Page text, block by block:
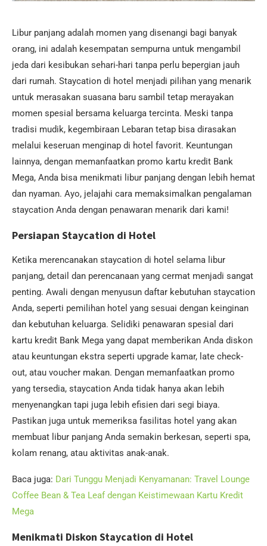
Libur panjang adalah momen yang disenangi bagi banyak
orang, ini adalah kesempatan sempurna untuk mengambil
jeda dari kesibukan sehari-hari tanpa perlu bepergian jauh
dari rumah. Staycation di hotel menjadi pilihan yang menarik
untuk merasakan suasana baru sambil tetap merayakan
momen spesial bersama keluarga tercinta. Meski tanpa
tradisi mudik, kegembiraan Lebaran tetap bisa dirasakan
melalui keseruan menginap di hotel favorit. Keuntungan
lainnya, dengan memanfaatkan promo kartu kredit Bank
Mega, Anda bisa menikmati libur panjang dengan lebih hemat
dan nyaman. Ayo, jelajahi cara memaksimalkan pengalaman
staycation Anda dengan penawaran menarik dari kami!
Persiapan Staycation di Hotel
Ketika merencanakan staycation di hotel selama libur
panjang, detail dan perencanaan yang cermat menjadi sangat
penting. Awali dengan menyusun daftar kebutuhan staycation
Anda, seperti pemilihan hotel yang sesuai dengan keinginan
dan kebutuhan keluarga. Selidiki penawaran spesial dari
kartu kredit Bank Mega yang dapat memberikan Anda diskon
atau keuntungan ekstra seperti upgrade kamar, late check-
out, atau voucher makan. Dengan memanfaatkan promo
yang tersedia, staycation Anda tidak hanya akan lebih
menyenangkan tapi juga lebih efisien dari segi biaya.
Pastikan juga untuk memeriksa fasilitas hotel yang akan
membuat libur panjang Anda semakin berkesan, seperti spa,
kolam renang, atau aktivitas anak-anak.
Baca juga: Dari Tunggu Menjadi Kenyamanan: Travel Lounge
Coffee Bean & Tea Leaf dengan Keistimewaan Kartu Kredit
Mega
Menikmati Diskon Staycation di Hotel